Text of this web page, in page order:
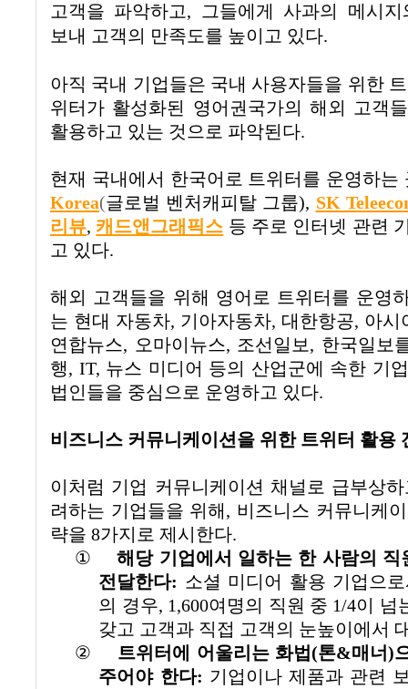
고객을 파악하고,
그들에게 사과의 메시
보내 고객의 만족도를 높이고 있다.
아직 국내 기업들은 국내 사용자들을 위한
위터가 활성화된 영어권국가의 해외 고객
활용하고 있는 것으로 파악된다.
현재 국내에서 한국어로 트위터를 운영하는
Korea(글로벌 벤처캐피탈 그룹), SK
리뷰, 캐드앤그래픽스 등 주로 인터넷 관련
고 있다.
해외 고객들을 위해 영어로 트위터를 운영
는 현대 자동차, 기아자동차, 대한항공, 아시
연합뉴스, 오마이뉴스, 조선일보, 한국일보
행, IT, 뉴스 미디어 등의 산업군에 속한 기
법인들을 중심으로 운영하고 있다.
비즈니스 커뮤니케이션을 위한 트위터 활용
이처럼 기업 커뮤니케이션 채널로 급부상
려하는 기업들을 위해 , 비즈니스 커뮤니케
략을 8가지로 제시한다.
①
해당 기업에서 일하는 한 사람의
전달한다: 소셜 미디어 활용 기업으
의 경우, 1,600여명의 직원 중 1/4이 넘
갖고 고객과 직접 고객의 눈높이에서
②
트위터에 어울리는 화법(톤&매너)
주어야 한다: 기업이나 제품과 관련